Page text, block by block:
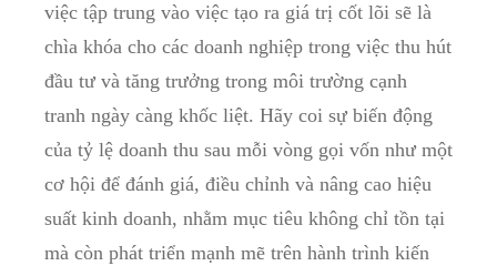
việc tập trung vào việc tạo ra giá trị cốt lõi sẽ là
chìa khóa cho các doanh nghiệp trong việc thu hút
đầu tư và tăng trưởng trong môi trường cạnh
tranh ngày càng khốc liệt. Hãy coi sự biến động
của tỷ lệ doanh thu sau mỗi vòng gọi vốn như một
cơ hội để đánh giá, điều chỉnh và nâng cao hiệu
suất kinh doanh, nhằm mục tiêu không chỉ tồn tại
mà còn phát triển mạnh mẽ trên hành trình kiến